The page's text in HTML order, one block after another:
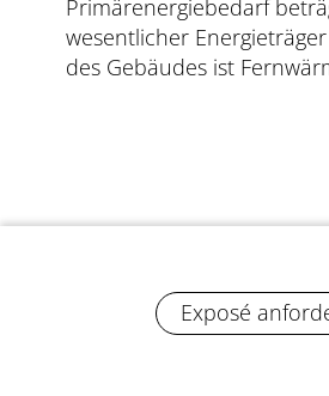
Primärenergiebedarf
wesentlicher
des Gebäudes ist
Exposé